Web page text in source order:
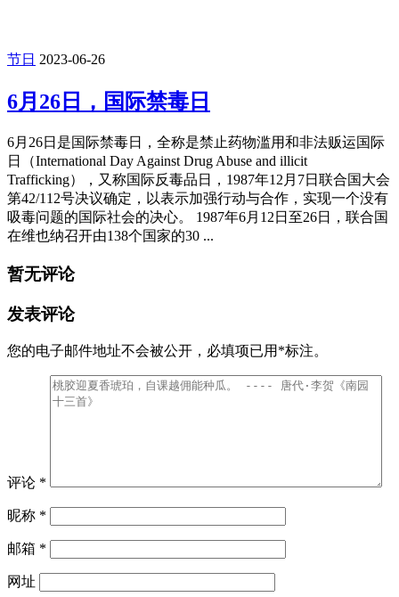
节日 2023-06-26
6月26日，国际禁毒日
6月26日是国际禁毒日，全称是禁止药物滥用和非法贩运国际
日（International Day Against Drug Abuse and illicit
Trafficking），又称国际反毒品日，1987年12月7日联合国大会
第42/112号决议确定，以表示加强行动与合作，实现一个没有
吸毒问题的国际社会的决心。 1987年6月12日至26日，联合国
在维也纳召开由138个国家的30 ...
暂无评论
发表评论
您的电子邮件地址不会被公开， 必填项已用 *标注。
评论 *
昵称 *
邮箱 *
网址